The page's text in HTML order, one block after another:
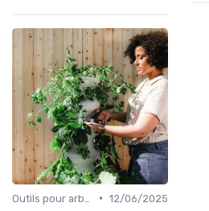
• 12/06/2025